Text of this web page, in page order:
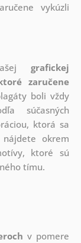
vykúzli
grafickej
zaručene
boli vždy
súčasných
ktorá sa
okrem
ktoré sú
tímu.
v pomere